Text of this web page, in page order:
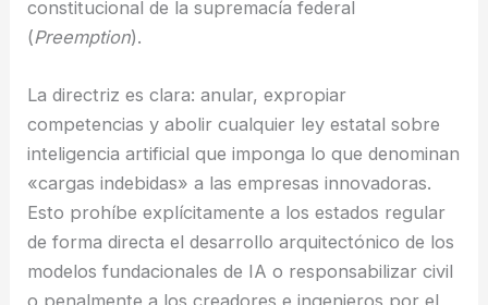
constitucional de la supremacía federal
(Preemption).
La directriz es clara: anular, expropiar
competencias y abolir cualquier ley estatal sobre
inteligencia artificial que imponga lo que denominan
«cargas indebidas» a las empresas innovadoras.
Esto prohíbe explícitamente a los estados regular
de forma directa el desarrollo arquitectónico de los
modelos fundacionales de IA o responsabilizar civil
o penalmente a los creadores e ingenieros por el